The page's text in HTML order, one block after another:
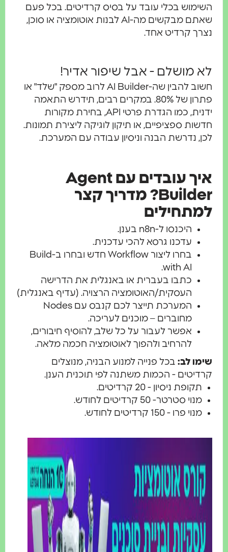
בכלי עובד על בסיס קרדיטים. בכל פעם
שאתם מבקשים מה-AI לבנות אוטומציה או סוכן,
קרדיט אחד.
מושלם - אבל שיפור אדיר!
חשוב להבין שה-AI Builder לרוב מספק "שלד" או
פתרון של 80%. במקרים רבים, תידרש התאמה
ידנית, כמו הגדרת פרטי API, בחירת מקורות
ספציפיים, או תיקון לוגיקה ליצירת תמונות.
נדרשת הבנה וניסיון עבודה עם המערכת.
איך עובדים עם Agent
Builder? מדריך קצר
היכנסו ל-n8n בענן.
עדכנו גרסא להכי עדכנית.
בחרו ליצור Workflow חדש ובחרו ב-Build
with AI.
כתבו בעברית או באנגלית את הדרישה
העסקית/האוטומציה הרצויה. (עדיף באנגלית)
המערכת תייצר לכם קנבס עם Nodes
מחוברים – מוכנים לעריכה.
אפשר לעבור על כל שלב, להוסיף חיבורים,
להרחיב ולהפוך לאוטומציה חכמה מלאה.
לב:בכל פנייה למנוע הבניה, מנוצלים
- הכמות משתנה לפי תוכנית הענן.
תקופת ניסיון - 20 קרדיטים.
מנוי סטרטר- 50 קרדיטים לחודש.
מנוי פרו - 150 קרדיטים לחודש.